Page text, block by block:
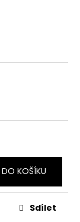
DO KOŠÍKU
Sdílet